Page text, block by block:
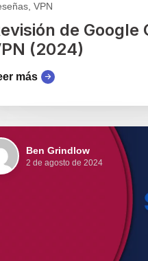
VPN
de Google
(2024)
más
Ben Grindlow
2 de agosto de 2024